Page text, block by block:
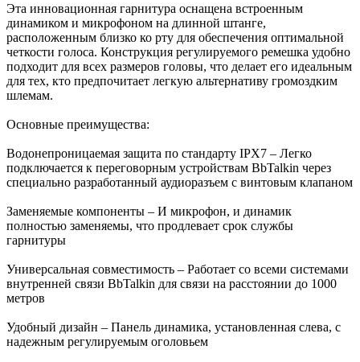
Эта инновационная гарнитура оснащена встроенным
динамиком и микрофоном на длинной штанге,
расположенным близко ко рту для обеспечения оптимальной
четкости голоса. Конструкция регулируемого ремешка удобно
подходит для всех размеров головы, что делает его идеальным
для тех, кто предпочитает легкую альтернативу громоздким
шлемам.
Основные преимущества:
Водонепроницаемая защита по стандарту IPX7 – Легко
подключается к переговорным устройствам BbTalkin через
специально разработанный аудиоразъем с винтовым клапаном
Заменяемые компоненты – И микрофон, и динамик
полностью заменяемы, что продлевает срок службы
гарнитуры
Универсальная совместимость – Работает со всеми системами
внутренней связи BbTalkin для связи на расстоянии до 1000
метров
Удобный дизайн – Панель динамика, установленная слева, с
надежным регулируемым оголовьем